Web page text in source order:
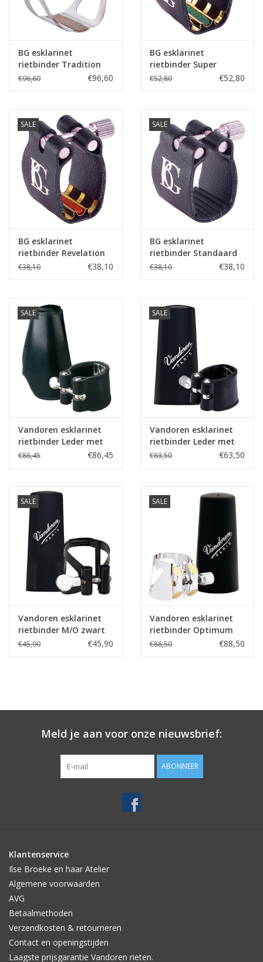
BG esklarinet
rietbinder Tradition
Verzilverd
€96,60 €96,60
BG esklarinet
rietbinder Super
Revelation
€52,80 €52,80
SALE
BG esklarinet
rietbinder Revelation
€38,10 €38,10
SALE
BG esklarinet
rietbinder Standaard
€38,10 €38,10
SALE
Vandoren esklarinet
rietbinder Leder met
lederen dop
€86,45 €86,45
SALE
Vandoren esklarinet
rietbinder Leder met
kunststof dop
€63,50 €63,50
SALE
Vandoren esklarinet
rietbinder M/O zwart
met kunststof dop
€45,90 €45,90
SALE
Vandoren esklarinet
rietbinder Optimum
verzilverd met
€88,50 €88,50
Meld je aan voor onze nieuwsbrief:
ABONNEER
Klantenservice
Ilse Broeke en haar Atelier
Algemene voorwaarden
AVG
Betaalmethoden
Verzendkosten & retourneren
Contact en openingstijden
Laagste prijsgarantie Vandoren rieten.